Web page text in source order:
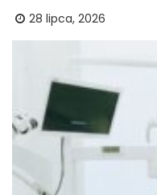
28 lipca, 2026